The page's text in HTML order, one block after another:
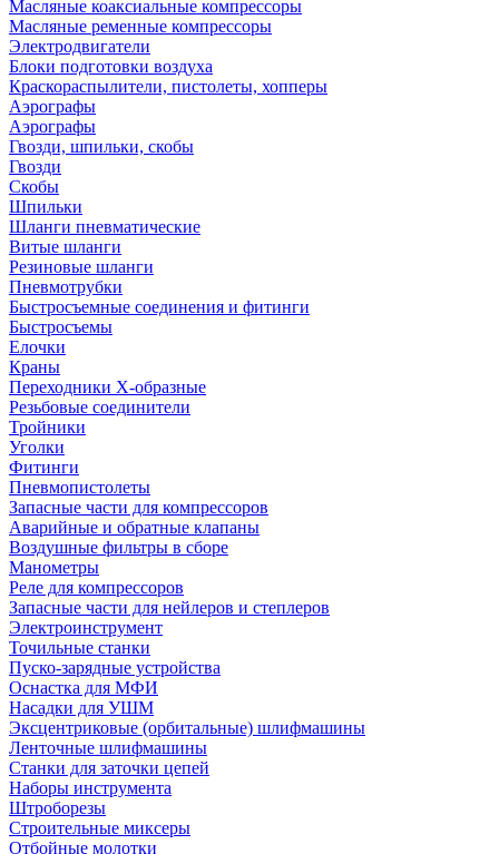
Масляные коаксиальные компрессоры
Масляные ременные компрессоры
Электродвигатели
Блоки подготовки воздуха
Краскораспылители, пистолеты, хопперы
Аэрографы
Аэрографы
Гвозди, шпильки, скобы
Гвозди
Скобы
Шпильки
Шланги пневматические
Витые шланги
Резиновые шланги
Пневмотрубки
Быстросъемные соединения и фитинги
Быстросъемы
Елочки
Краны
Переходники Х-образные
Резьбовые соединители
Тройники
Уголки
Фитинги
Пневмопистолеты
Запасные части для компрессоров
Аварийные и обратные клапаны
Воздушные фильтры в сборе
Манометры
Реле для компрессоров
Запасные части для нейлеров и степлеров
Электроинструмент
Точильные станки
Пуско-зарядные устройства
Оснастка для МФИ
Насадки для УШМ
Эксцентриковые (орбитальные) шлифмашины
Ленточные шлифмашины
Станки для заточки цепей
Наборы инструмента
Штроборезы
Строительные миксеры
Отбойные молотки